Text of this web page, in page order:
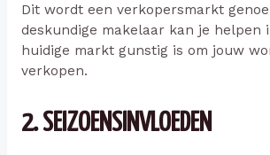
Dit wordt een verkopersmarkt
deskundige makelaar kan je helpen
huidige markt gunstig is om jouw
verkopen.
2. SEIZOENSINVLOEDEN